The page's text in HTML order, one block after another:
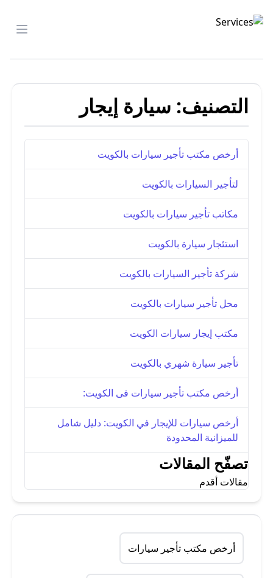
تأجير السيارات
التصنيف: سيارة إيجار
أرخص مكتب تأجير سيارات بالكويت
لتأجير السيارات بالكويت
مكاتب تأجير سيارات بالكويت
استئجار سيارة بالكويت
شركة تأجير السيارات بالكويت
محل تأجير سيارات بالكويت
مكتب إيجار سيارات الكويت
تأجير سيارة شهري بالكويت
أرخص مكتب تأجير سيارات فى الكويت:
أرخص سيارات للإيجار في الكويت: دليل شامل
للميزانية المحدودة
تصفّح المقالات
مقالات أقدم
أرخص مكتب تأجير سيارات